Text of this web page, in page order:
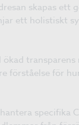
skapas ett
ett holistiskt
förståelse för
specifika